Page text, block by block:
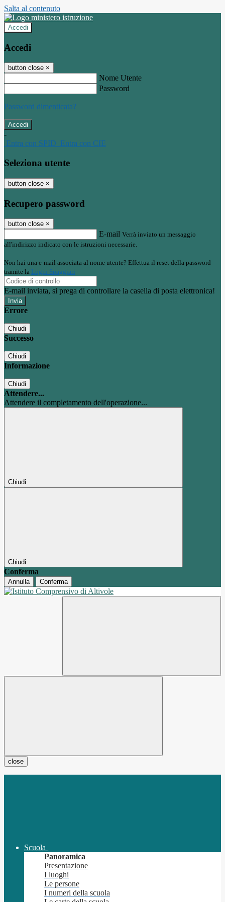
Salta al contenuto
Accedi
Accedi
button close ×
Nome Utente
Password
Password dimenticata?
-
Entra con SPID Entra con CIE
Seleziona utente
button close ×
Recupero password
button close ×
E-mail Verrà inviato un messaggio
all'indirizzo indicato con le istruzioni necessarie.
Non hai una e-mail associata al nome utente? Effettua il reset della password
tramite la Login Spaggiari
E-mail inviata, si prega di controllare la casella di posta elettronica!
Errore
Chiudi
Successo
Chiudi
Informazione
Chiudi
Attendere...
Attendere il completamento dell'operazione...
Chiudi
Chiudi
Conferma
Annulla Conferma
close
Scuola
Panoramica
Presentazione
I luoghi
Le persone
I numeri della scuola